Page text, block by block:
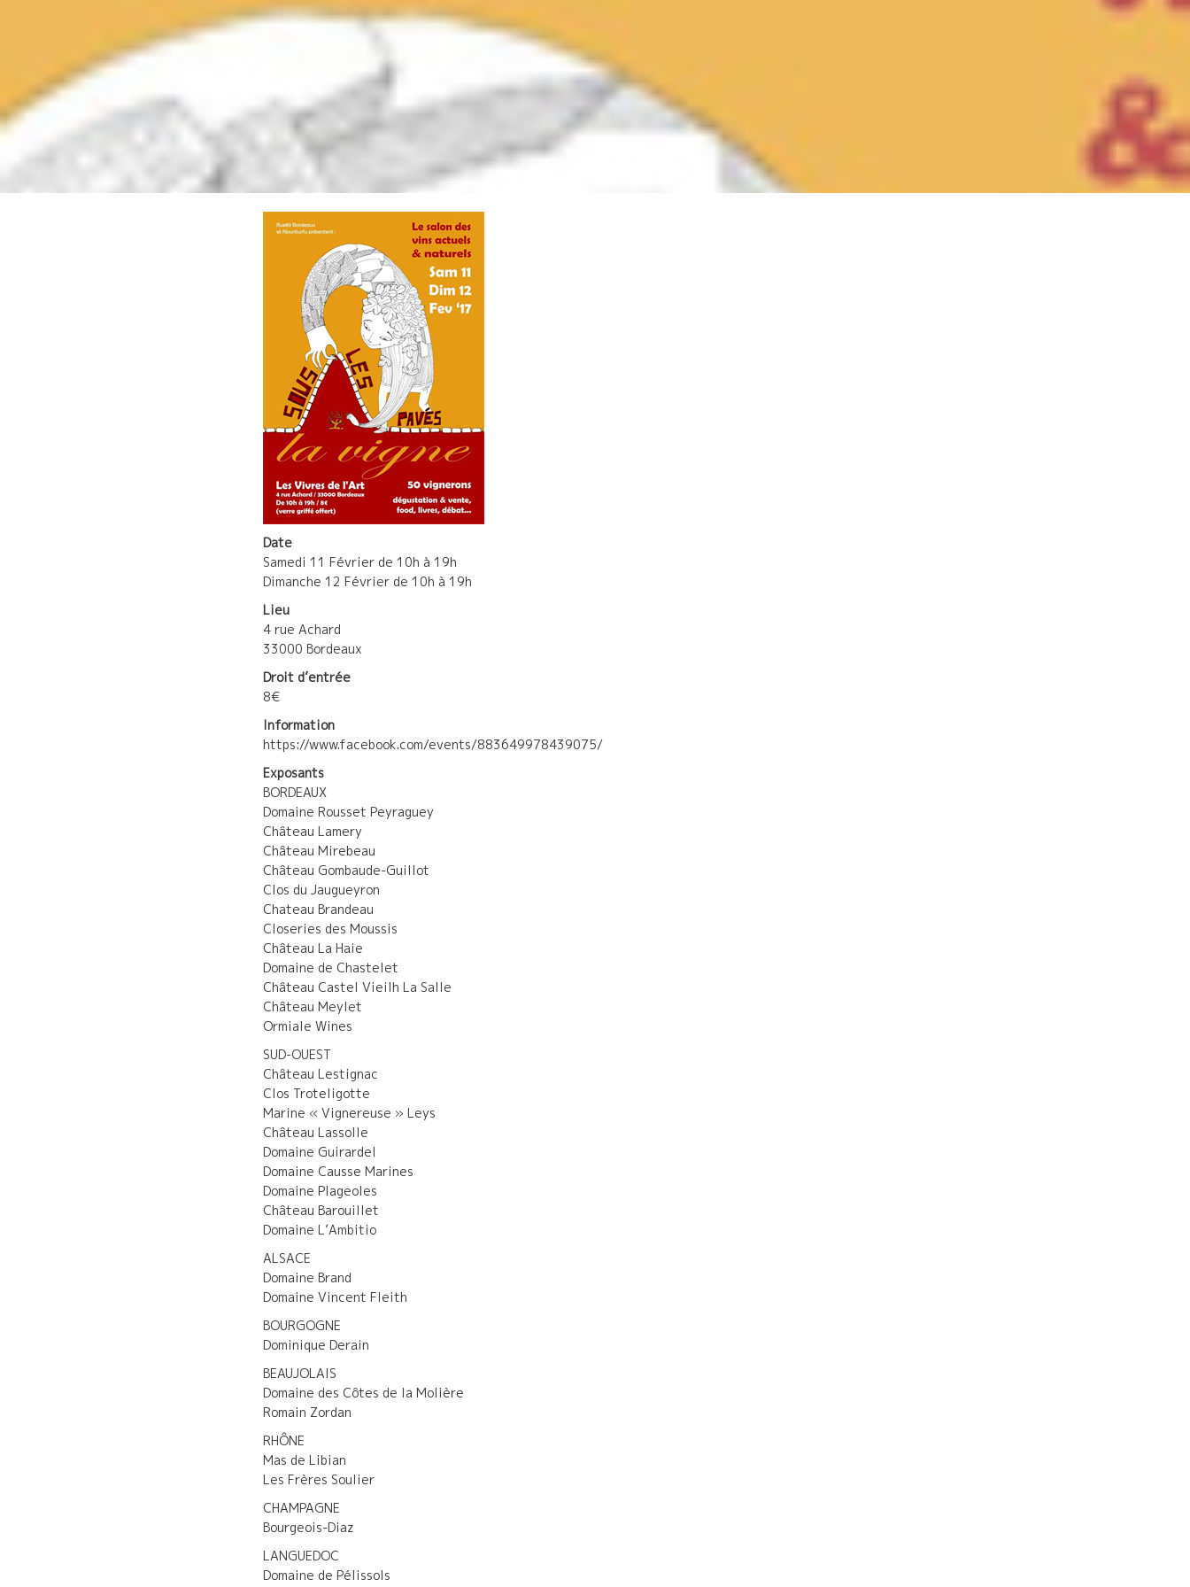
Date
Samedi 11 Février de 10h à 19h
Dimanche 12 Février de 10h à 19h
Lieu
4 rue Achard
33000 Bordeaux
Droit d’entrée
8€
Information
https://www.facebook.com/events/883649978439075/
Exposants
BORDEAUX
Domaine Rousset Peyraguey
Château Lamery
Château Mirebeau
Château Gombaude-Guillot
Clos du Jaugueyron
Chateau Brandeau
Closeries des Moussis
Château La Haie
Domaine de Chastelet
Château Castel Vieilh La Salle
Château Meylet
Ormiale Wines
SUD-OUEST
Château Lestignac
Clos Troteligotte
Marine « Vignereuse » Leys
Château Lassolle
Domaine Guirardel
Domaine Causse Marines
Domaine Plageoles
Château Barouillet
Domaine L’Ambitio
ALSACE
Domaine Brand
Domaine Vincent Fleith
BOURGOGNE
Dominique Derain
BEAUJOLAIS
Domaine des Côtes de la Molière
Romain Zordan
RHÔNE
Mas de Libian
Les Frères Soulier
CHAMPAGNE
Bourgeois-Diaz
LANGUEDOC
Domaine de Pélissols